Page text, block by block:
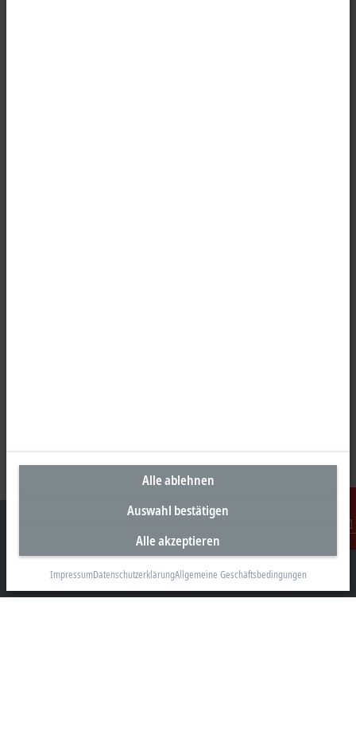
Kontakt
Unternehmenszentrale Deutschland
Alle ablehnen
Auswahl bestätigen
Alle akzeptieren
ImpressumDatenschutzerklärungAllgemeine Geschäftsbedingungen